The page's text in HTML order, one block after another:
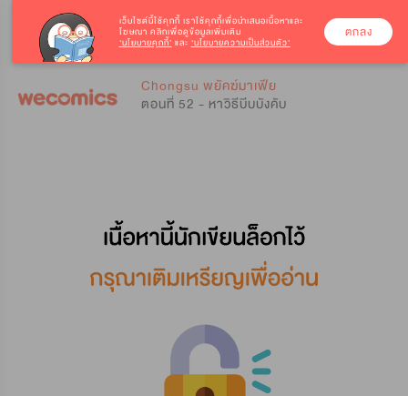
Chongsu พยัคฆ์มาเฟีย
ตอนที่ 52 - หาวิธีบีบบังคับ
เว็บไซต์นี้ใช้คุกกี้ เราใช้คุกกี้เพื่อนำเสนอเนื้อหาและ
โฆษณา คลิกเพื่อดูข้อมูลเพิ่มเติม
‘นโยบายคุกกี้’ และ ‘นโยบายความเป็นส่วนตัว’
ตกลง